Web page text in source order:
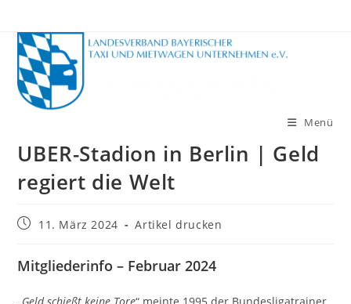
Inhalt
springen
Menü
UBER-Stadion in Berlin | Geld
regiert die Welt
Beitrag11. März 2024 Artikel drucken
Mitgliederinfo – Februar 2024